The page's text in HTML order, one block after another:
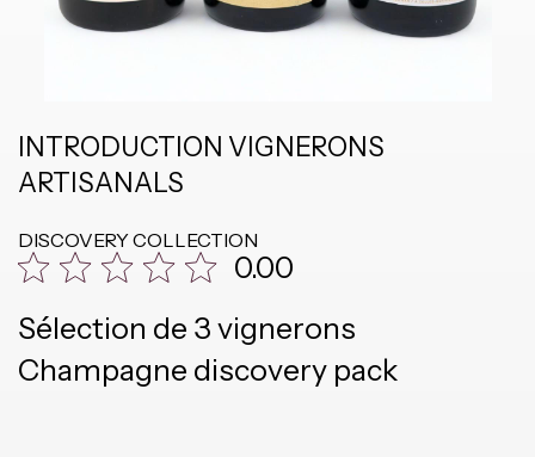
INTRODUCTION VIGNERONS
ARTISANALS
DISCOVERY COLLECTION
0.00
Sélection de 3 vignerons
Champagne discovery pack